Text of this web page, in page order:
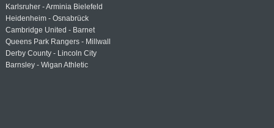
Karlsruher - Arminia Bielefeld
Heidenheim - Osnabrück
Cambridge United - Barnet
Queens Park Rangers - Millwall
Derby County - Lincoln City
Barnsley - Wigan Athletic